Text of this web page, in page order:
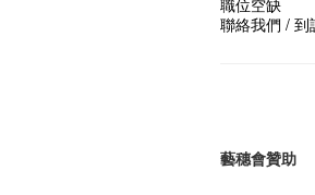
職位空缺
聯絡我們 / 到
藝穗會贊助